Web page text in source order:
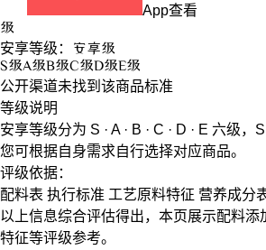
App查看
级
安享等级： 安享级
S级A级B级C级D级E级
公开渠道未找到该商品标准
等级说明
安享等级分为 S · A · B · C · D · E 六级， S
您可根据自身需求自行选择对应商品。
评级依据：
配料表 执行标准 工艺原料特征 营养成分
以上信息综合评估得出，本页展示配料添
特征等评级参考。